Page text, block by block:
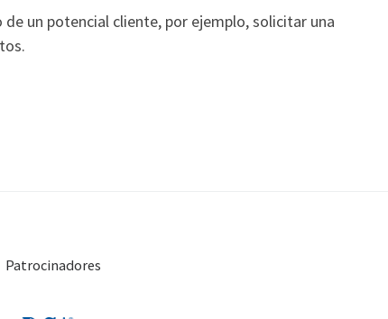
un potencial cliente, por ejemplo, solicitar una
Patrocinadores